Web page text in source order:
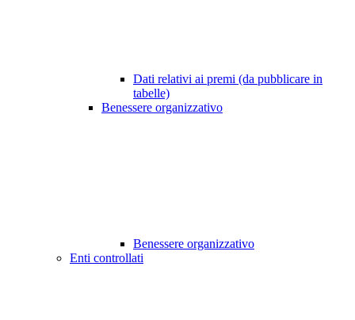
Dati relativi ai premi (da pubblicare in
tabelle)
Benessere organizzativo
Benessere organizzativo
Enti controllati